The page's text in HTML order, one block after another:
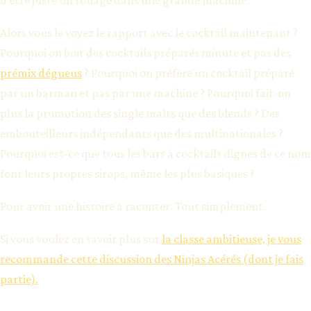
Alors vous le voyez le rapport avec le cocktail maintenant ?
Pourquoi on boit des cocktails préparés minute et pas des
prémix dégueus ? Pourquoi on préfère un cocktail préparé
par un barman et pas par une machine ? Pourquoi fait-on
plus la promotion des single malts que des blends ? Des
embouteilleurs indépendants que des multinationales ?
Pourquoi est-ce que tous les bars à cocktails dignes de ce nom
font leurs propres sirops, même les plus basiques ?
Pour avoir une histoire à raconter. Tout simplement.
Si vous voulez en savoir plus sur la classe ambitieuse, je vous
recommande cette discussion des Ninjas Acérés (dont je fais
partie).